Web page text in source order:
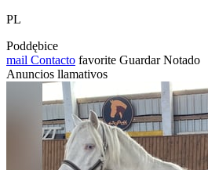
PL
Poddębice
mail Contacto favorite Guardar Notado
Anuncios llamativos